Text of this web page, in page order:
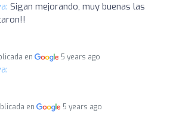
Sigan mejorando, muy buenas las
en 5 years ago
en 5 years ago